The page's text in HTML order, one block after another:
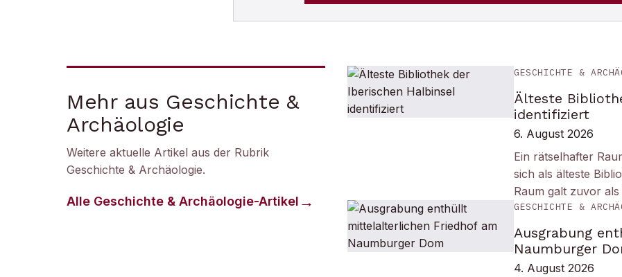
Mehr aus Geschichte &
Archäologie
Weitere aktuelle Artikel aus der Rubrik
Geschichte & Archäologie.
Alle Geschichte & Archäologie-Artikel
GESCHICHTE &
Älteste
identifiziert
6. August 2026
Ein rätselhafter
sich als älteste
Raum galt zuvor
GESCHICHTE &
Ausgrabung
Naumburger
4. August 2026